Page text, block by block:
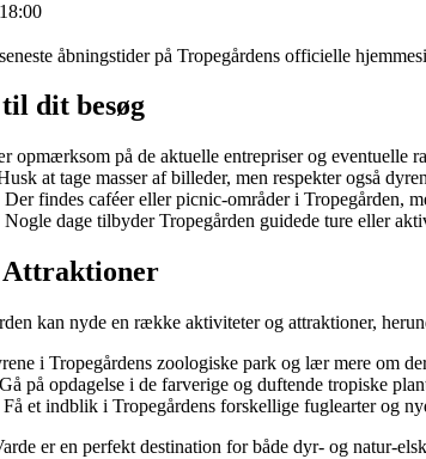
åbningstider på Tropegårdens officielle
dit besøg
opmærksom på de aktuelle entrepriser og eventuelle
at tage masser af billeder, men respekter også
Der findes caféer eller picnic-områder i Tropegården,
Nogle dage tilbyder Tropegården guidede ture eller
kan nyde en række aktiviteter og attraktioner,
i Tropegårdens zoologiske park og lær mere om
Gå på opdagelse i de farverige og duftende tropiske
Få et indblik i Tropegårdens forskellige fuglearter og
er en perfekt destination for både dyr- og natur-